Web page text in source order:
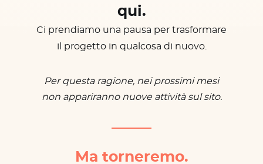
qui.
Ci prendiamo una pausa per trasformare
il progetto in qualcosa di nuovo.
Per questa ragione, nei prossimi mesi
non appariranno nuove attività sul sito.
Ma torneremo.